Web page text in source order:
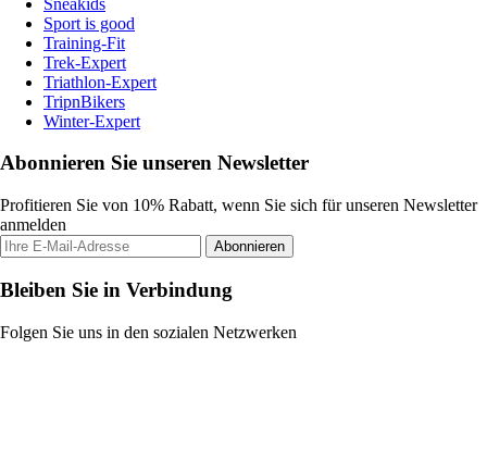
Sport is good
Training-Fit
Trek-Expert
Triathlon-Expert
TripnBikers
Winter-Expert
Abonnieren Sie unseren Newsletter
Profitieren Sie von 10% Rabatt, wenn Sie sich für unseren Newsletter
anmelden
Abonnieren
Bleiben Sie in Verbindung
Folgen Sie uns in den sozialen Netzwerken